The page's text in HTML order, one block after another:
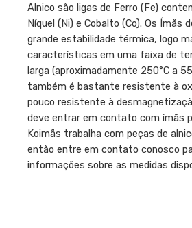
Alnico são ligas de Ferro (Fe)
Níquel (Ni) e Cobalto (Co). Os Ímãs
grande estabilidade térmica, logo
características em uma faixa de
larga (aproximadamente 250°C a
também é bastante resistente à
pouco resistente à
deve entrar em contato com ímãs
Koimãs trabalha com peças de
então entre em contato conosco
informações sobre as medidas